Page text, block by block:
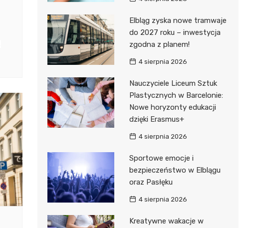
Elbląg zyska nowe tramwaje
do 2027 roku – inwestycja
zgodna z planem!
4 sierpnia 2026
Nauczyciele Liceum Sztuk
Plastycznych w Barcelonie:
Nowe horyzonty edukacji
dzięki Erasmus+
4 sierpnia 2026
Sportowe emocje i
bezpieczeństwo w Elblągu
oraz Pasłęku
4 sierpnia 2026
Kreatywne wakacje w